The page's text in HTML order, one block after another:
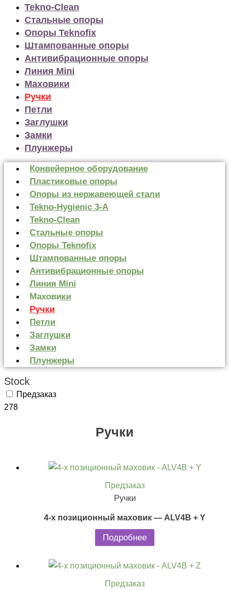
Tekno-Clean
Стальные опоры
Опоры Teknofix
Штампованные опоры
Антивибрационные опоры
Линия Mini
Маховики
Ручки
Петли
Заглушки
Замки
Плунжеры
Конвейерное оборудование
Пластиковые опоры
Опоры из нержавеющей стали
Tekno-Hygienic 3-А
Tekno-Clean
Стальные опоры
Опоры Teknofix
Штампованные опоры
Антивибрационные опоры
Линия Mini
Маховики
Ручки
Петли
Заглушки
Замки
Плунжеры
Stock
Предзаказ
278
Ручки
Предзаказ
Ручки
4-х позиционный маховик — ALV4B + Y
Подробнее
Предзаказ